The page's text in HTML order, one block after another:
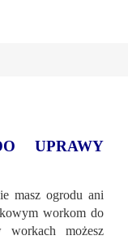
UPRAWY
masz ogrodu ani
workom do
możesz